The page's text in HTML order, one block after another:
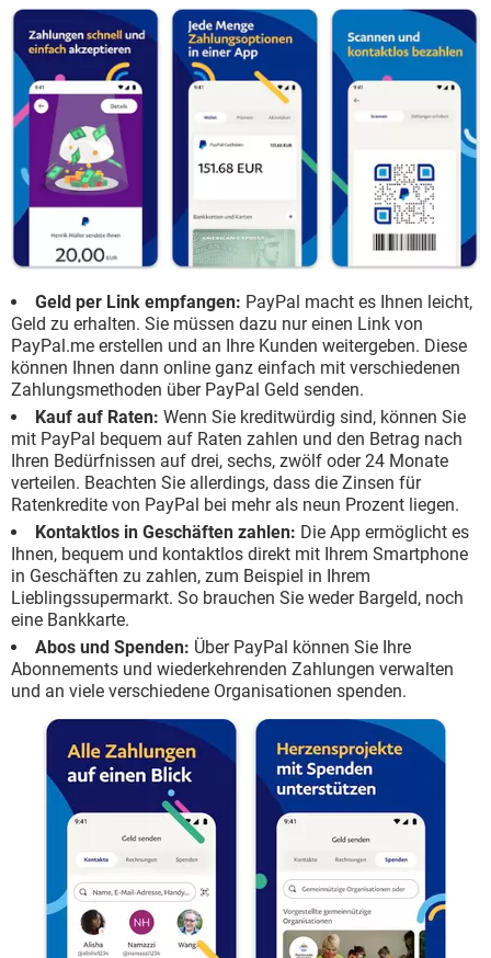
Geld per Link empfangen: PayPal macht es Ihnen leicht,
Geld zu erhalten. Sie müssen dazu nur einen Link von
PayPal.me erstellen und an Ihre Kunden weitergeben. Diese
können Ihnen dann online ganz einfach mit verschiedenen
Zahlungsmethoden über PayPal Geld senden.
Kauf auf Raten: Wenn Sie kreditwürdig sind, können Sie
mit PayPal bequem auf Raten zahlen und den Betrag nach
Ihren Bedürfnissen auf drei, sechs, zwölf oder 24 Monate
verteilen. Beachten Sie allerdings, dass die Zinsen für
Ratenkredite von PayPal bei mehr als neun Prozent liegen.
Kontaktlos in Geschäften zahlen: Die App ermöglicht es
Ihnen, bequem und kontaktlos direkt mit Ihrem Smartphone
in Geschäften zu zahlen, zum Beispiel in Ihrem
Lieblingssupermarkt. So brauchen Sie weder Bargeld, noch
eine Bankkarte.
Abos und Spenden: Über PayPal können Sie Ihre
Abonnements und wiederkehrenden Zahlungen verwalten
und an viele verschiedene Organisationen spenden.